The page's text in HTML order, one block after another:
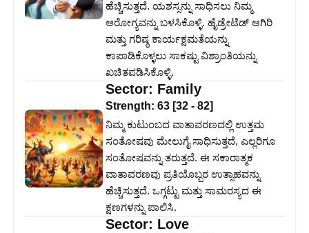
ಹೆಚ್ಚಿಸುತ್ತದೆ. ಯಶಸ್ಸನ್ನು ಸಾಧಿಸಲು ನಿಮ್ಮ
ಆರೋಗ್ಯವನ್ನು ಬಳಸಿಕೊಳ್ಳಿ. ಹೈಡ್ರೇಟೆಡ್ ಆಗಿರಿ
ಮತ್ತು ಗರಿಷ್ಠ ಕಾರ್ಯಕ್ಷಮತೆಯನ್ನು
ಕಾಪಾಡಿಕೊಳ್ಳಲು ಸಾಕಷ್ಟು ವಿಶ್ರಾಂತಿಯನ್ನು
ಖಚಿತಪಡಿಸಿಕೊಳ್ಳಿ.
Sector: Family
Strength: 63 [32 - 82]
ನಿಮ್ಮ ಕುಟುಂಬದ ವಾತಾವರಣದಲ್ಲಿ ಉತ್ತಮ
ಸಂತೋಷವು ಮೇಲುಗೈ ಸಾಧಿಸುತ್ತದೆ, ಎಲ್ಲರಿಗೂ
ಸಂತೋಷವನ್ನು ತರುತ್ತದೆ. ಈ ಸಕಾರಾತ್ಮಕ
ವಾತಾವರಣವು ಪ್ರತಿಯೊಬ್ಬರ ಉತ್ಸಾಹವನ್ನು
ಹೆಚ್ಚಿಸುತ್ತದೆ. ಒಗ್ಗಟ್ಟು ಮತ್ತು ಸಾಮರಸ್ಯದ ಈ
ಕ್ಷಣಗಳನ್ನು ಪಾಲಿಸಿ.
Sector: Love